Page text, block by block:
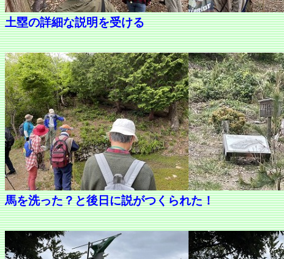
土塁の詳細な説明を受ける
馬を洗った？と後日に説がつくられた！